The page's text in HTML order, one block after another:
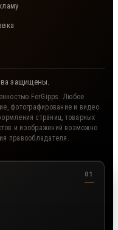
защищены.
FerGipps. Любое
фотографирование и видео
страниц, товарных
и изображений возможно
правообладателя.
FerGipps